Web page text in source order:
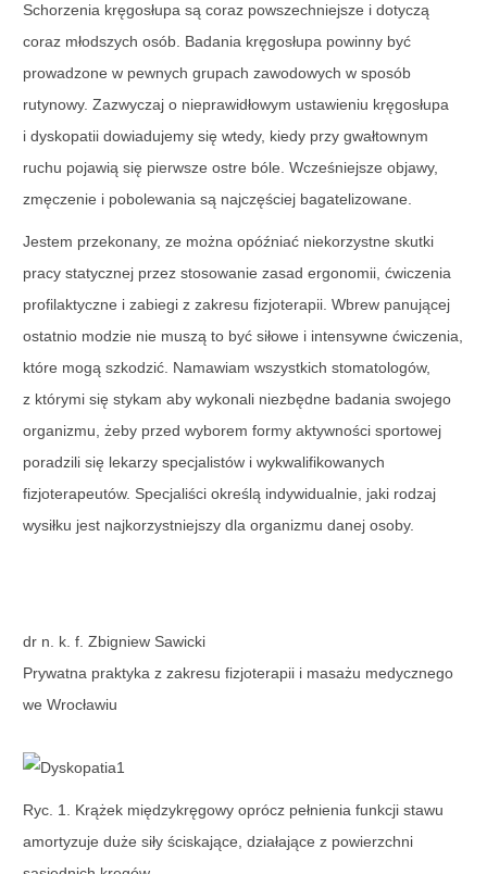
Schorzenia kręgosłupa są coraz powszechniejsze i dotyczą
coraz młodszych osób. Badania kręgosłupa powinny być
prowadzone w pewnych grupach zawodowych w sposób
rutynowy. Zazwyczaj o nieprawidłowym ustawieniu kręgosłupa
i dyskopatii dowiadujemy się wtedy, kiedy przy gwałtownym
ruchu pojawią się pierwsze ostre bóle. Wcześniejsze objawy,
zmęczenie i pobolewania są najczęściej bagatelizowane.
Jestem przekonany, ze można opóźniać niekorzystne skutki
pracy statycznej przez stosowanie zasad ergonomii, ćwiczenia
profilaktyczne i zabiegi z zakresu fizjoterapii. Wbrew panującej
ostatnio modzie nie muszą to być siłowe i intensywne ćwiczenia,
które mogą szkodzić. Namawiam wszystkich stomatologów,
z którymi się stykam aby wykonali niezbędne badania swojego
organizmu, żeby przed wyborem formy aktywności sportowej
poradzili się lekarzy specjalistów i wykwalifikowanych
fizjoterapeutów. Specjaliści określą indywidualnie, jaki rodzaj
wysiłku jest najkorzystniejszy dla organizmu danej osoby.
dr n. k. f. Zbigniew Sawicki
Prywatna praktyka z zakresu fizjoterapii i masażu medycznego
we Wrocławiu
Ryc. 1. Krążek międzykręgowy oprócz pełnienia funkcji stawu
amortyzuje duże siły ściskające, działające z powierzchni